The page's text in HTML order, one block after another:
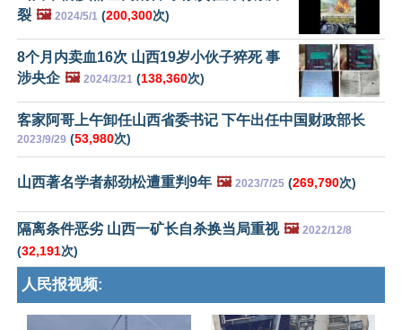
裂 🖼️ 2024/5/1 (200,300次)
8个月内卖血16次 山西19岁小伙子猝死 事
涉央企 🖼️ 2024/3/21 (138,360次)
客家阿哥上午卸任山西省委书记 下午出任中国财政部长
2023/9/29 (53,980次)
山西著名学者郝劲松遭重判9年 🖼️ 2023/7/25 (269,790次)
隔离条件恶劣 山西一矿长自杀换当局重视 🖼️ 2022/12/8
(32,191次)
人民报视频: